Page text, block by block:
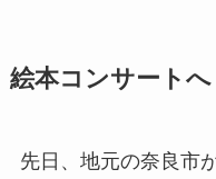
絵本コンサートへ
先日、地元の奈良市